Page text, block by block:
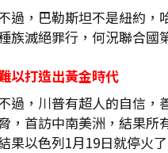
過，巴勒斯坦不是紐約，
族滅絕罪行，何況聯合國
以打造出黃金時代
過，川普有超人的自信，
，首訪中南美洲，結果所
果以色列1月19日就停火